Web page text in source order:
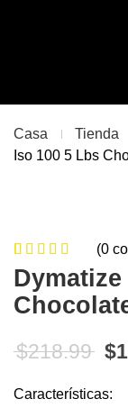
Casa Tienda
Iso 100 5 Lbs
0de
5
based on
0
customer
(0
$218.99 El
$
Características: